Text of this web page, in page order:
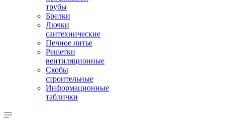
трубы
Брелки
Лючки
сантехнические
Печное литье
Решетки
вентиляционные
Скобы
строительные
Информационные
таблички